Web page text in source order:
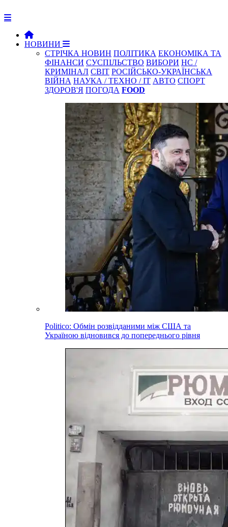
НОВИНИ
СТРІЧКА НОВИН ПОЛІТИКА ЕКОНОМІКА ТА
ФІНАНСИ СУСПІЛЬСТВО ВИБОРИ НС /
КРИМІНАЛ СВІТ РОСІЙСЬКО-УКРАЇНСЬКА
ВІЙНА НАУКА / ТЕХНО / IT АВТО СПОРТ
ЗДОРОВ'Я ПОГОДА FOOD
Politico: Обмін розвідданими між США та
Україною відновився до попереднього рівня